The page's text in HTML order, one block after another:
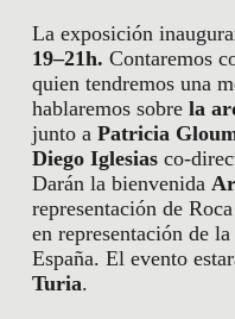
La exposición
19–21h.Contaremos
quien tendremos una
hablaremos sobrela
junto aPatricia
Diego Iglesias co-
Darán la bienvenida
representación de
en representación de
España. El evento
Turia.